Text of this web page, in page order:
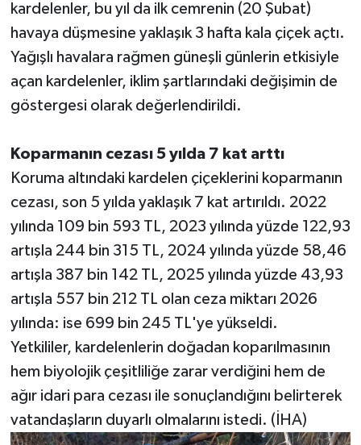
kardelenler, bu yıl da ilk cemrenin (20 Şubat)
havaya düşmesine yaklaşık 3 hafta kala çiçek açtı.
Yağışlı havalara rağmen güneşli günlerin etkisiyle
açan kardelenler, iklim şartlarındaki değişimin de
göstergesi olarak değerlendirildi.
Koparmanın cezası 5 yılda 7 kat arttı
Koruma altındaki kardelen çiçeklerini koparmanın
cezası, son 5 yılda yaklaşık 7 kat artırıldı. 2022
yılında 109 bin 593 TL, 2023 yılında yüzde 122,93
artışla 244 bin 315 TL, 2024 yılında yüzde 58,46
artışla 387 bin 142 TL, 2025 yılında yüzde 43,93
artışla 557 bin 212 TL olan ceza miktarı 2026
yılında: ise 699 bin 245 TL'ye yükseldi.
Yetkililer, kardelenlerin doğadan koparılmasının
hem biyolojik çeşitliliğe zarar verdiğini hem de
ağır idari para cezası ile sonuçlandığını belirterek
vatandaşların duyarlı olmalarını istedi. (İHA)